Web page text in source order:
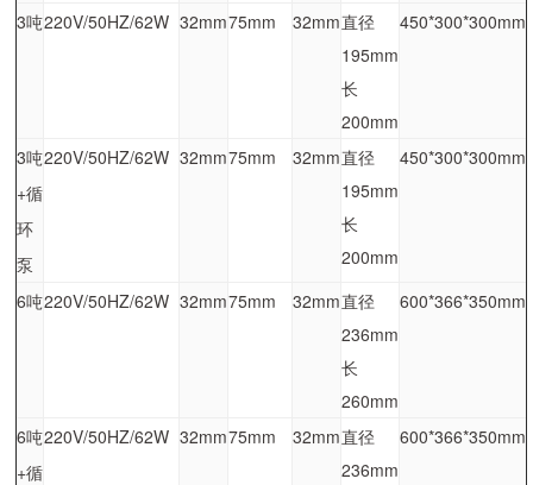
3吨220V/50HZ/62W 32mm75mm 32mm直径
195mm
长
200mm
450*300*300mm
3吨
+循
环
泵
220V/50HZ/62W 32mm75mm 32mm直径
195mm
长
200mm
450*300*300mm
6吨220V/50HZ/62W 32mm75mm 32mm直径
236mm
长
260mm
600*366*350mm
6吨
+循
220V/50HZ/62W 32mm75mm 32mm直径
236mm
600*366*350mm